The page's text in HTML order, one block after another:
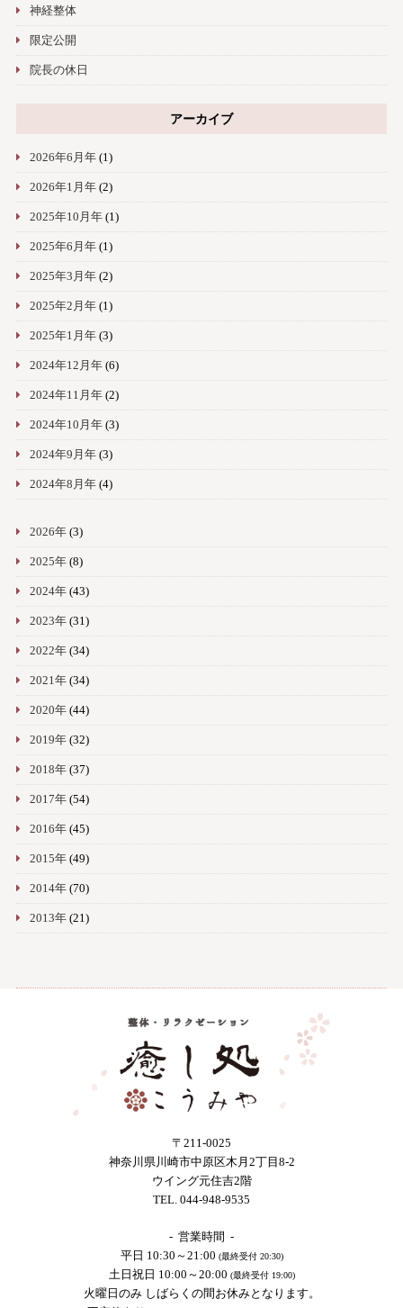
神経整体
限定公開
院長の休日
アーカイブ
2026年6月年(1)
2026年1月年(2)
2025年10月年(1)
2025年6月年(1)
2025年3月年(2)
2025年2月年(1)
2025年1月年(3)
2024年12月年(6)
2024年11月年(2)
2024年10月年(3)
2024年9月年(3)
2024年8月年(4)
2026年(3)
2025年(8)
2024年(43)
2023年(31)
2022年(34)
2021年(34)
2020年(44)
2019年(32)
2018年(37)
2017年(54)
2016年(45)
2015年(49)
2014年(70)
2013年(21)
〒211-0025
神奈川県川崎市中原区木月2丁目8-2
ウイング元住吉2階
TEL. 044-948-9535
- 営業時間 -
平日 10:30～21:00 (最終受付 20:30)
土日祝日 10:00～20:00 (最終受付 19:00)
火曜日のみ しばらくの間お休みとなります。